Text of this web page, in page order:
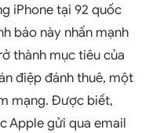
iPhone tại 92 quốc
báo này nhấn mạnh
thành mục tiêu của
điệp đánh thuê, một
mạng. Được biết,
Apple gửi qua email